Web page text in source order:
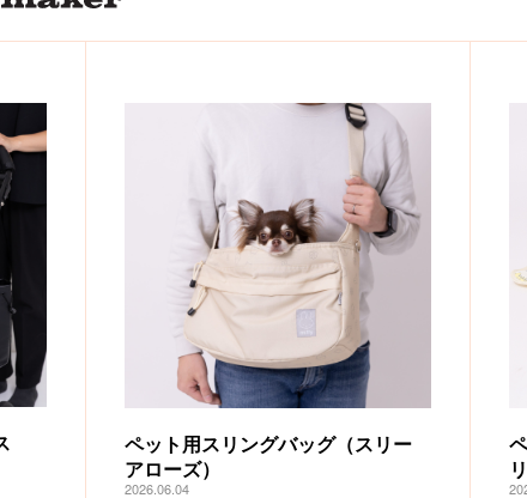
ペット用スリングバッグ（スリー
アローズ）
2026.06.04